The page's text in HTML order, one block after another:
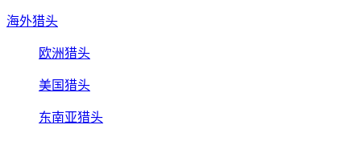
海外猎头
欧洲猎头
美国猎头
东南亚猎头